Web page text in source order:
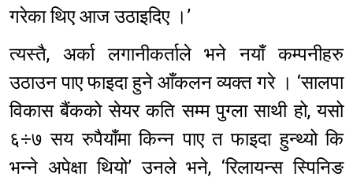
गरेका थिए आज उठाइदिए ।’
त्यस्तै, अर्का लगानीकर्ताले भने नयाँ कम्पनीहरु
उठाउन पाए फाइदा हुने आँकलन व्यक्त गरे । ‘सालपा
विकास बैंकको सेयर कति सम्म पुग्ला साथी हो, यसो
६÷७ सय रुपैयाँमा किन्न पाए त फाइदा हुन्थ्यो कि
भन्ने अपेक्षा थियो’ उनले भने, ‘रिलायन्स स्पिनिङ